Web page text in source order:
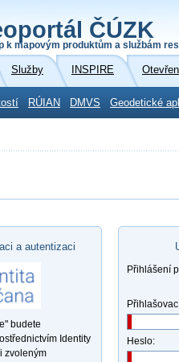
ČÚZK
k mapovým produktům a službám
Služby INSPIRE
RÚIAN DMVS Geodetické
a autentizaci
budete
Identity
zvoleným
Přihlášení
Heslo: